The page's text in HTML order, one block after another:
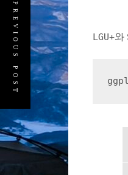
LGU+와
PREVIOUS POST